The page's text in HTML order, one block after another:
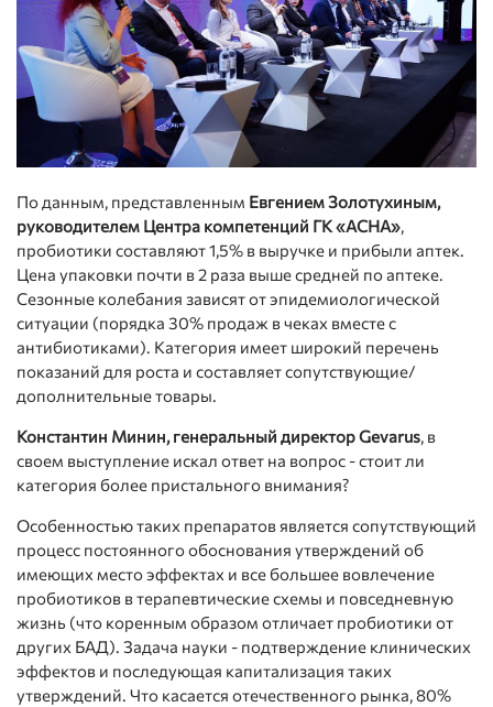
По данным, представленным Евгением Золотухиным,
руководителем Центра компетенций ГК «АСНА»,
пробиотики составляют 1,5% в выручке и прибыли аптек.
Цена упаковки почти в 2 раза выше средней по аптеке.
Сезонные колебания зависят от эпидемиологической
ситуации (порядка 30% продаж в чеках вместе с
антибиотиками). Категория имеет широкий перечень
показаний для роста и составляет сопутствующие/
дополнительные товары.
Константин Минин, генеральный директор Gevarus, в
своем выступление искал ответ на вопрос - стоит ли
категория более пристального внимания?
Особенностью таких препаратов является сопутствующий
процесс постоянного обоснования утверждений об
имеющих место эффектах и все большее вовлечение
пробиотиков в терапевтические схемы и повседневную
жизнь (что коренным образом отличает пробиотики от
других БАД). Задача науки - подтверждение клинических
эффектов и последующая капитализация таких
утверждений. Что касается отечественного рынка, 80%